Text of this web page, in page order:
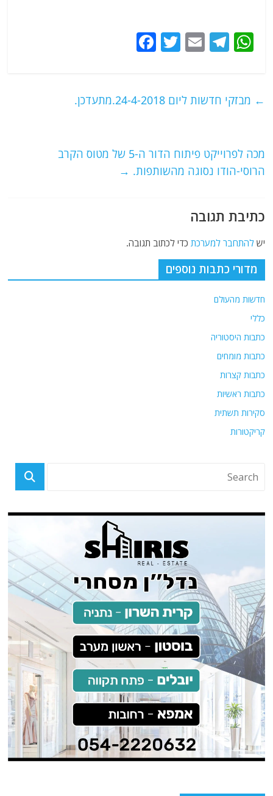
W
s
p
T
g
E
l
T
er
e
o
k
← מבזקי חדשות ליום 24-4-2018.מתעדכן.
מכה לפרוייקט פיתוח הדור ה-5 של מטוס הקרב
הרוסי-הודו נסוגה מהשותפות. →
כתיבת תגובה
ישלהתחבר למערכת כדי לכתוב תגובה.
מדורי כתבות נוספים
חדשות מהעולם
כללי
כתבות היסטוריה
כתבות מומחים
כתבות קצרות
כתבות ראשיות
סקירות תשתית
קריקטורות